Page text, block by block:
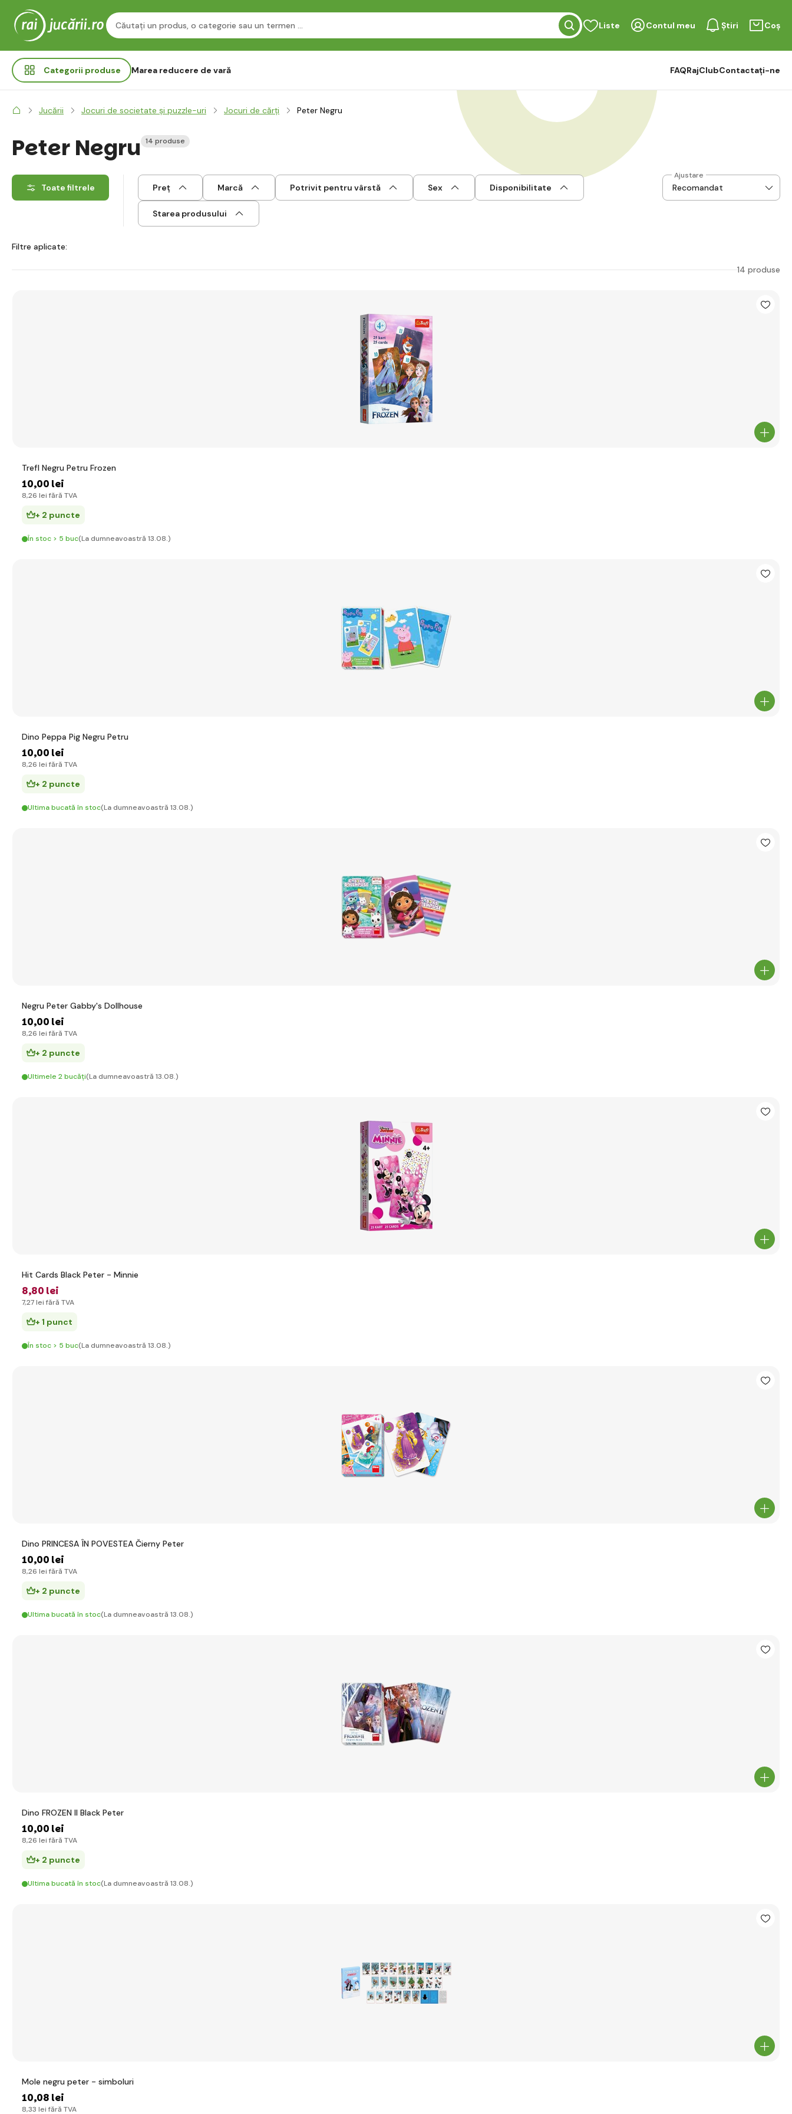
Liste Contul meu Știri Coș
Categorii produse Marea reducere de vară FAQRajClubContactați-ne
Jucării Jocuri de societate și puzzle-uri Jocuri de cărți Peter Negru
Peter Negru 14 produse
Toate filtrele Preț Marcă Potrivit pentru vârstă Sex Disponibilitate
Starea produsului
Ajustare
Filtre aplicate:
14 produse
Trefl Negru Petru Frozen
10,00 lei
8,26 lei fără TVA
+ 2 puncte
În stoc > 5 buc(La dumneavoastră 13.08.)
Dino Peppa Pig Negru Petru
10,00 lei
8,26 lei fără TVA
+ 2 puncte
Ultima bucată în stoc(La dumneavoastră 13.08.)
Negru Peter Gabby's Dollhouse
10,00 lei
8,26 lei fără TVA
+ 2 puncte
Ultimele 2 bucăți(La dumneavoastră 13.08.)
Hit Cards Black Peter - Minnie
8,80 lei
7,27 lei fără TVA
+ 1 punct
În stoc > 5 buc(La dumneavoastră 13.08.)
Dino PRINCESA ÎN POVESTEA Čierny Peter
10,00 lei
8,26 lei fără TVA
+ 2 puncte
Ultima bucată în stoc(La dumneavoastră 13.08.)
Dino FROZEN II Black Peter
10,00 lei
8,26 lei fără TVA
+ 2 puncte
Ultima bucată în stoc(La dumneavoastră 13.08.)
Mole negru peter - simboluri
10,08 lei
8,33 lei fără TVA